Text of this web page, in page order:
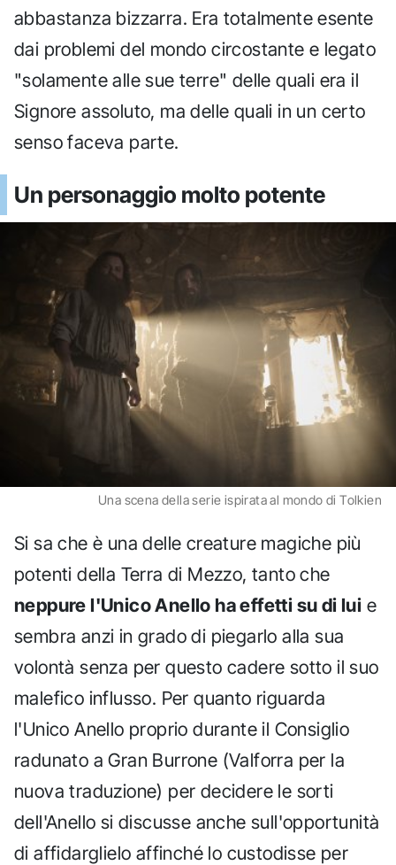
abbastanza bizzarra. Era totalmente esente
dai problemi del mondo circostante e legato
"solamente alle sue terre" delle quali era il
Signore assoluto, ma delle quali in un certo
senso faceva parte.
Un personaggio molto potente
Una scena della serie ispirata al mondo di Tolkien
Si sa che è una delle creature magiche più
potenti della Terra di Mezzo, tanto che
neppure l'Unico Anello ha effetti su di lui e
sembra anzi in grado di piegarlo alla sua
volontà senza per questo cadere sotto il suo
malefico influsso. Per quanto riguarda
l'Unico Anello proprio durante il Consiglio
radunato a Gran Burrone (Valforra per la
nuova traduzione) per decidere le sorti
dell'Anello si discusse anche sull'opportunità
di affidarglielo affinché lo custodisse per